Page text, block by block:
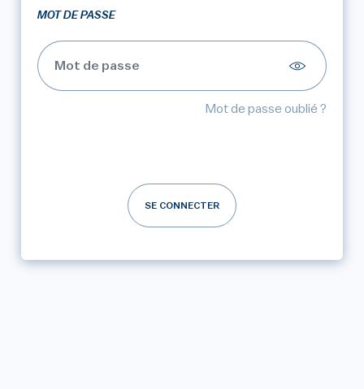
MOT DE PASSE
Mot de passe oublié ?
SE CONNECTER